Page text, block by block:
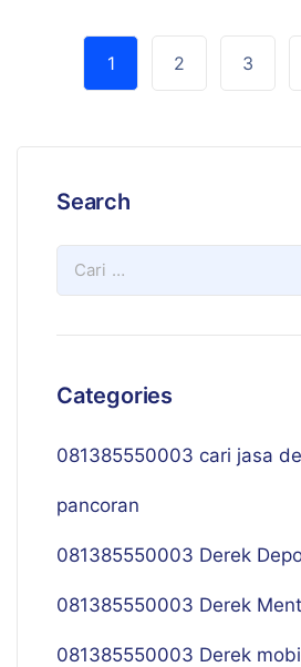
1 2 3
Search
Categories
081385550003 cari jasa
pancoran
081385550003 Derek
081385550003 Derek
081385550003 Derek